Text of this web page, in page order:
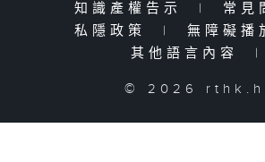
知識產權告示
| 常見
私隱政策
| 無障礙播
其他語言內容
|
© 2026